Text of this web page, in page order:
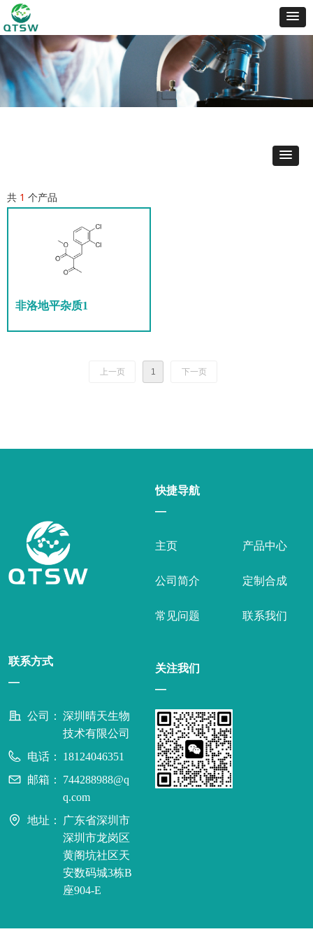
共 1 个产品
非洛地平杂质1
上一页 1 下一页
公司： 深圳晴天生物
技术有限公司
电话：
18124046351
邮箱：
744288988@q
q.com
地址：
广东省深圳市
深圳市龙岗区
黄阁坑社区天
安数码城3栋B
座904-E
联系方式
—
主页
公司简介
常见问题
产品中心
定制合成
联系我们
快捷导航
—
关注我们
—